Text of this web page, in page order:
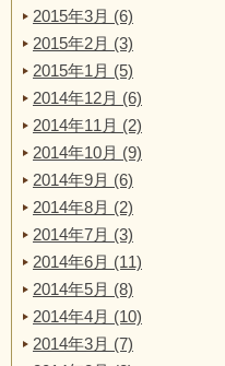
2015年3月 (6)
2015年2月 (3)
2015年1月 (5)
2014年12月 (6)
2014年11月 (2)
2014年10月 (9)
2014年9月 (6)
2014年8月 (2)
2014年7月 (3)
2014年6月 (11)
2014年5月 (8)
2014年4月 (10)
2014年3月 (7)